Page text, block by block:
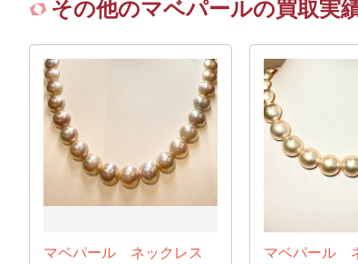
その他のマベパールの買取実
マベパール ネックレス マベパール